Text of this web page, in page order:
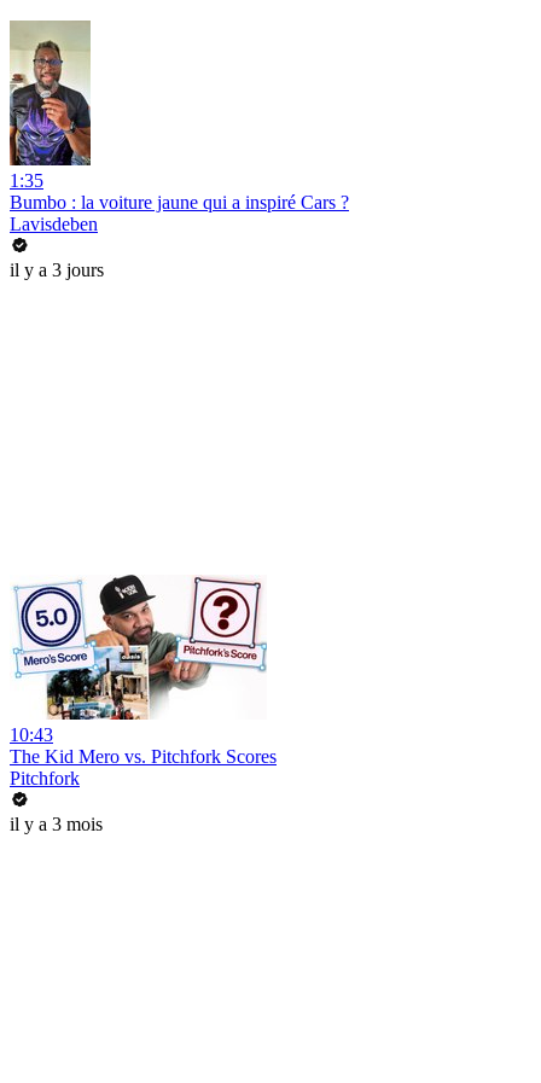
1:35
Bumbo : la voiture jaune qui a inspiré Cars ?
Lavisdeben
il y a 3 jours
10:43
The Kid Mero vs. Pitchfork Scores
Pitchfork
il y a 3 mois